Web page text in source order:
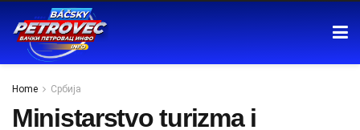
Home Србија
Ministarstvo turizma i